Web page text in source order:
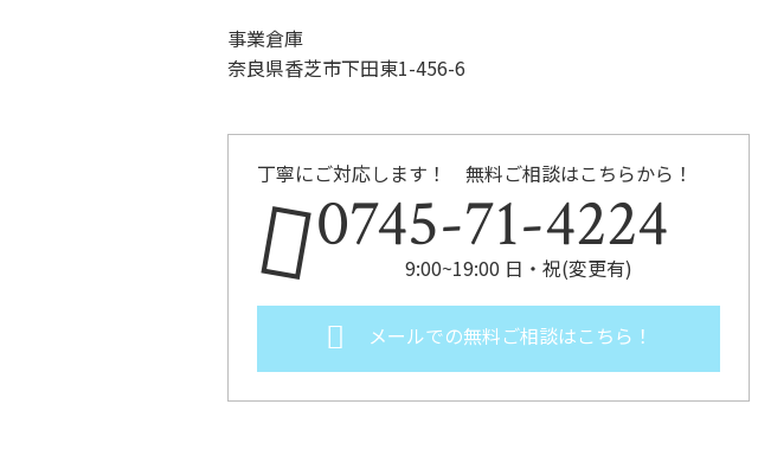
事業倉庫
奈良県香芝市下田東1-456-6
丁寧にご対応します！ 無料ご相談はこちらから！
0745-71-4224
9:00~19:00 日・祝(変更有)
メールでの無料ご相談はこちら！